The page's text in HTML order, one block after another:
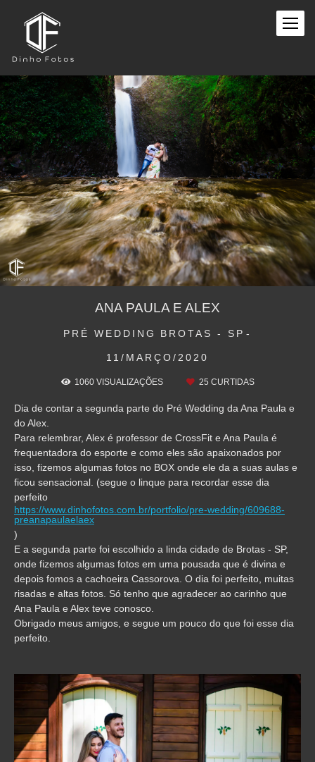
PRÉ WEDDING BROTAS - SP
11/MARÇO/2020
ANA PAULA E ALEX
1060VISUALIZAÇÕES 25 CURTIDAS
Dia de contar a segunda parte do Pré Wedding da Ana Paula e
do Alex.
Para relembrar, Alex é professor de CrossFit e Ana Paula é
frequentadora do esporte e como eles são apaixonados por
isso, fizemos algumas fotos no BOX onde ele da a suas aulas e
ficou sensacional. (segue o linque para recordar esse dia
perfeito
https://www.dinhofotos.com.br/portfolio/pre-wedding/609688-
preanapaulaelaex
)
E a segunda parte foi escolhido a linda cidade de Brotas - SP,
onde fizemos algumas fotos em uma pousada que é divina e
depois fomos a cachoeira Cassorova. O dia foi perfeito, muitas
risadas e altas fotos. Só tenho que agradecer ao carinho que
Ana Paula e Alex teve conosco.
Obrigado meus amigos, e segue um pouco do que foi esse dia
perfeito.